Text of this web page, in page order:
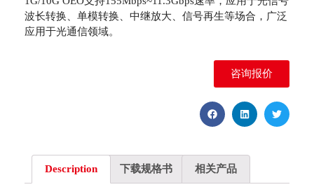
波长转换、单模转换、中继放大、信号再生等场合，广泛
应用于光通信领域。
咨询报价
Description 下载规格书 相关产品